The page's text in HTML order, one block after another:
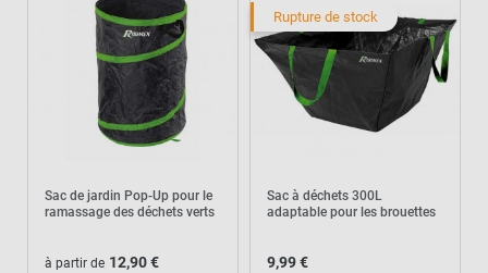
Sac de jardin Pop-Up pour le
ramassage des déchets verts
à partir de 12,90 €
Rupture de stock
Sac à déchets 300L
adaptable pour les brouettes
9,99 €